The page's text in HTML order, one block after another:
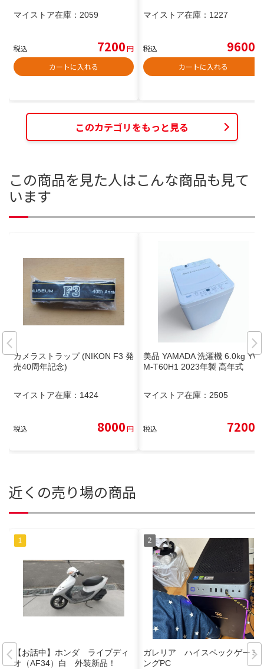
マイストア在庫： 2059
税込 7200円
カートに入れる
マイストア在庫： 1227
税込 9600
カートに入れる
このカテゴリをもっと見る
この商品を見た人はこんな商品も見て
います
カメラストラップ (NIKON F3 発
売40周年記念)
マイストア在庫： 1424
税込 8000円
美品 YAMADA 洗濯機 6.0kg YW
M-T60H1 2023年製 高年式
マイストア在庫： 2505
税込 7200
近くの売り場の商品
【お話中】ホンダ ライブディ
オ（AF34）白 外装新品！
ガレリア ハイスペックゲーミ
ングPC